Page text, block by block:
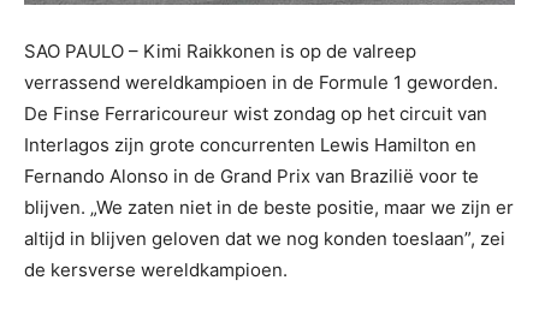
SAO PAULO – Kimi Raikkonen is op de valreep
verrassend wereldkampioen in de Formule 1 geworden.
De Finse Ferraricoureur wist zondag op het circuit van
Interlagos zijn grote concurrenten Lewis Hamilton en
Fernando Alonso in de Grand Prix van Brazilië voor te
blijven. „We zaten niet in de beste positie, maar we zijn er
altijd in blijven geloven dat we nog konden toeslaan”, zei
de kersverse wereldkampioen.